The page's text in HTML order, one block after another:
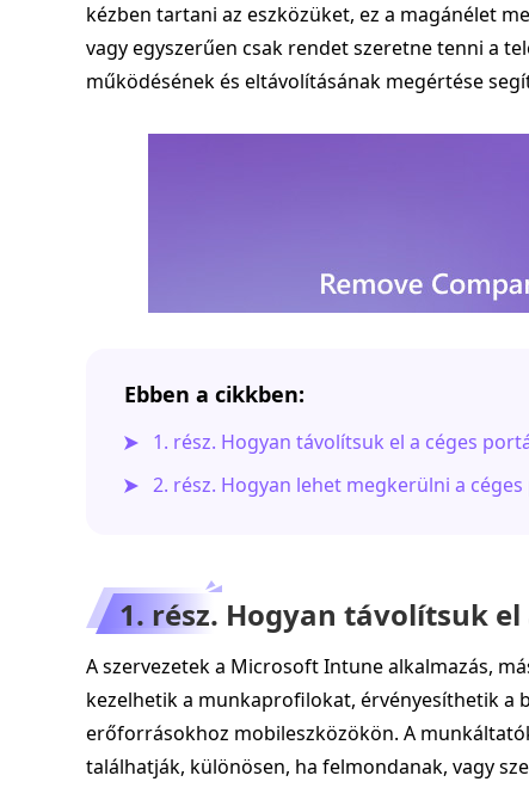
kézben tartani az eszközüket, ez a magánélet
vagy egyszerűen csak rendet szeretne tenni a
működésének és eltávolításának megértése
Ebben a cikkben:
1. rész. Hogyan távolítsuk el a céges
2. rész. Hogyan lehet megkerülni a
1. rész. Hogyan távolítsuk
A szervezetek a Microsoft Intune alkalmazás,
kezelhetik a munkaprofilokat, érvényesíthetik a
erőforrásokhoz mobileszközökön. A
találhatják, különösen, ha felmondanak, vagy